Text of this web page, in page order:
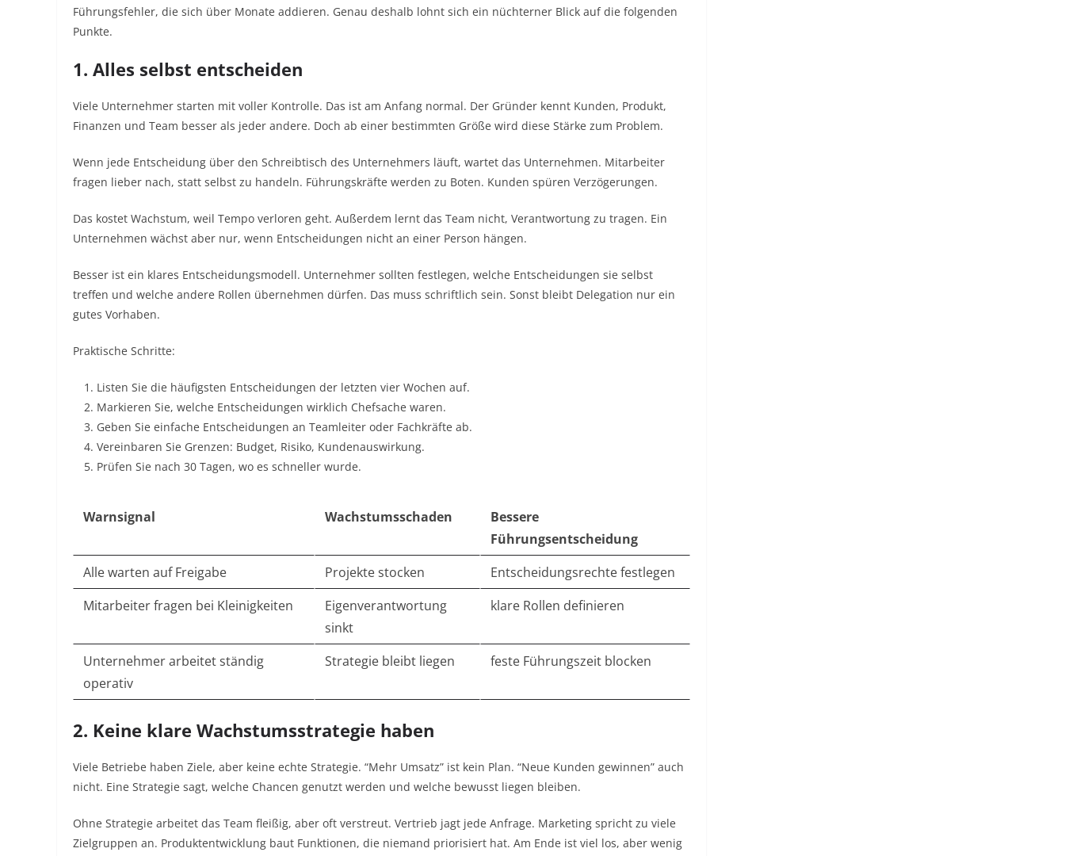
Führungsfehler, die sich über Monate addieren. Genau deshalb lohnt sich ein nüchterner Blick auf die folgenden
Punkte.
1. Alles selbst entscheiden
Viele Unternehmer starten mit voller Kontrolle. Das ist am Anfang normal. Der Gründer kennt Kunden, Produkt,
Finanzen und Team besser als jeder andere. Doch ab einer bestimmten Größe wird diese Stärke zum Problem.
Wenn jede Entscheidung über den Schreibtisch des Unternehmers läuft, wartet das Unternehmen. Mitarbeiter
fragen lieber nach, statt selbst zu handeln. Führungskräfte werden zu Boten. Kunden spüren Verzögerungen.
Das kostet Wachstum, weil Tempo verloren geht. Außerdem lernt das Team nicht, Verantwortung zu tragen. Ein
Unternehmen wächst aber nur, wenn Entscheidungen nicht an einer Person hängen.
Besser ist ein klares Entscheidungsmodell. Unternehmer sollten festlegen, welche Entscheidungen sie selbst
treffen und welche andere Rollen übernehmen dürfen. Das muss schriftlich sein. Sonst bleibt Delegation nur ein
gutes Vorhaben.
Praktische Schritte:
Listen Sie die häufigsten Entscheidungen der letzten vier Wochen auf.
Markieren Sie, welche Entscheidungen wirklich Chefsache waren.
Geben Sie einfache Entscheidungen an Teamleiter oder Fachkräfte ab.
Vereinbaren Sie Grenzen: Budget, Risiko, Kundenauswirkung.
Prüfen Sie nach 30 Tagen, wo es schneller wurde.
Warnsignal Wachstumsschaden
Bessere
Führungsentscheidung
Alle warten auf Freigabe
Projekte stocken
Entscheidungsrechte festlegen
Mitarbeiter fragen bei Kleinigkeiten
Eigenverantwortung
sinkt
klare Rollen definieren
Unternehmer arbeitet ständig
operativ
Strategie bleibt liegen feste Führungszeit blocken
2. Keine klare Wachstumsstrategie haben
Viele Betriebe haben Ziele, aber keine echte Strategie. “Mehr Umsatz” ist kein Plan. “Neue Kunden gewinnen” auch
nicht. Eine Strategie sagt, welche Chancen genutzt werden und welche bewusst liegen bleiben.
Ohne Strategie arbeitet das Team fleißig, aber oft verstreut. Vertrieb jagt jede Anfrage. Marketing spricht zu viele
Zielgruppen an. Produktentwicklung baut Funktionen, die niemand priorisiert hat. Am Ende ist viel los, aber wenig